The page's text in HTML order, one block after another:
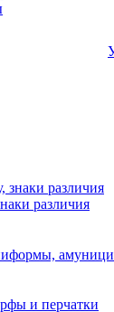
различия